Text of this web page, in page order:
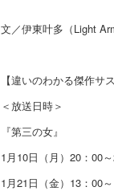
文／伊東叶多（Light
【違いのわかる傑作サ
＜放送日時＞
『第三の女』
1月10日（月）20：00
1月21日（金）13：00